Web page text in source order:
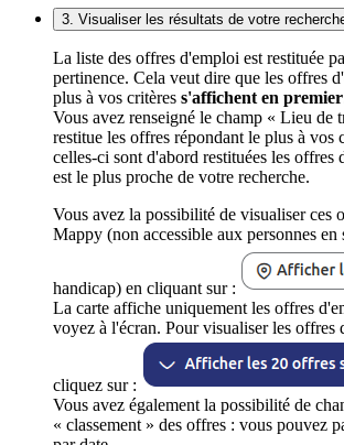
3. Visualiser les résultats de votre
La liste des offres d'emploi est restituée
pertinence. Cela veut dire que les offres
plus à vos critères s'affichent en premier
Vous avez renseigné le champ « Lieu de
restitue les offres répondant le plus à vos
celles-ci sont d'abord restituées les offres
est le plus proche de votre recherche.
Vous avez la possibilité de visualiser ces
Mappy (non accessible aux personnes en
handicap) en cliquant sur :
La carte affiche uniquement les offres
voyez à l'écran. Pour visualiser les offres
cliquez sur :
Vous avez également la possibilité de
« classement » des offres : vous pouvez